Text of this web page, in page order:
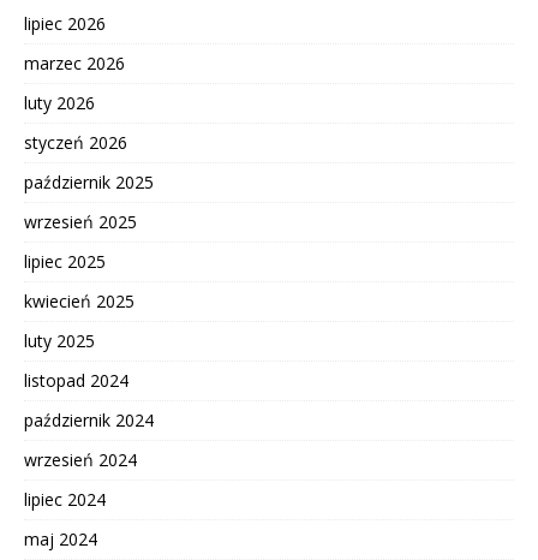
lipiec 2026
marzec 2026
luty 2026
styczeń 2026
październik 2025
wrzesień 2025
lipiec 2025
kwiecień 2025
luty 2025
listopad 2024
październik 2024
wrzesień 2024
lipiec 2024
maj 2024